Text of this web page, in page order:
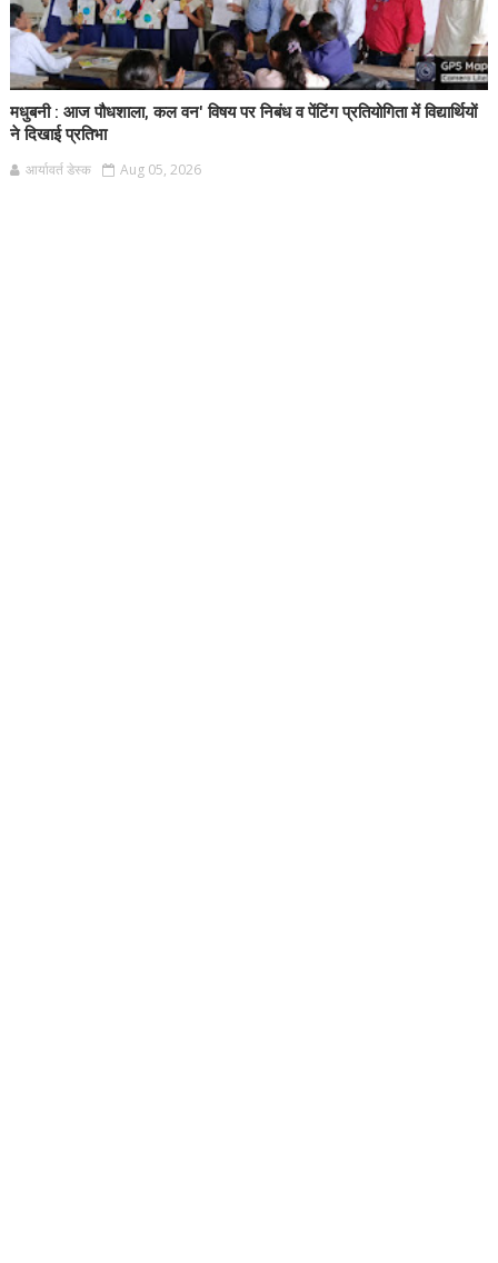
मधुबनी : आज पौधशाला, कल वन' विषय पर निबंध व पेंटिंग प्रतियोगिता में विद्यार्थियों
ने दिखाई प्रतिभा
आर्यावर्त डेस्क Aug 05, 2026